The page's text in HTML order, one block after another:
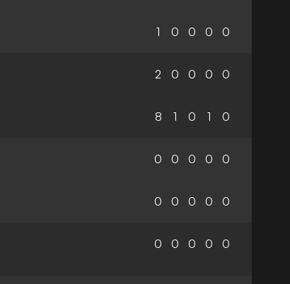
1 0 0 0 0
2 0 0 0 0
8 1 0 1 0
0 0 0 0 0
0 0 0 0 0
0 0 0 0 0